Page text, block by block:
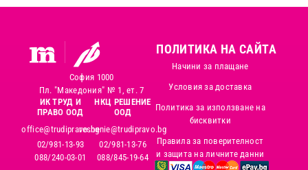
София 1000
Пл. "Македония" № 1, ет. 7
ИК ТРУД И
ПРАВО ООД
office@trudipravo.bg
02/981-13-93
088/240-03-01
НКЦ РЕШЕНИЕ
ООД
reshenie@trudipravo.bg
02/981-13-76
088/845-19-64
ПОЛИТИКА НА САЙТА
Начини за плащане
Условия за доставка
Политика за използване на
бисквитки
Правила за поверителност
и защита на личните данни